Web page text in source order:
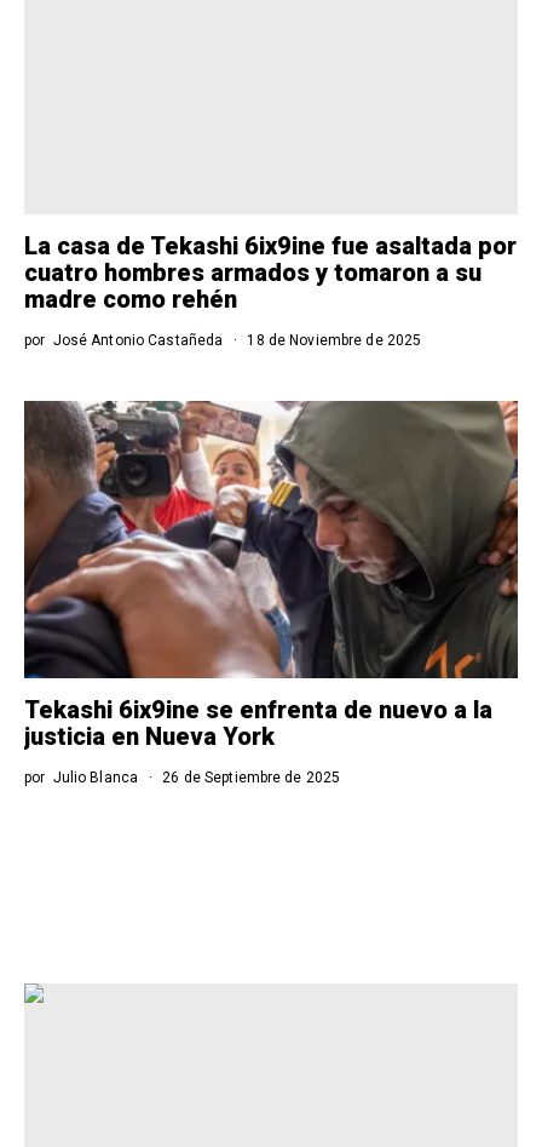
La casa de Tekashi 6ix9ine fue asaltada por
cuatro hombres armados y tomaron a su
madre como rehén
por José Antonio Castañeda 18 de Noviembre de 2025
Tekashi 6ix9ine se enfrenta de nuevo a la
justicia en Nueva York
por Julio Blanca 26 de Septiembre de 2025